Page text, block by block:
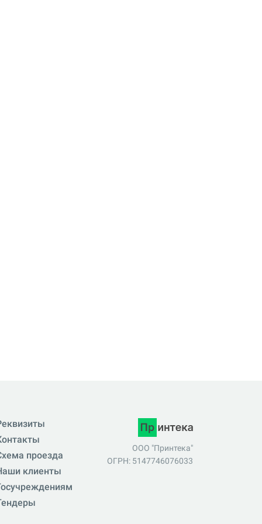
проезда
клиенты
ООО "Принтека"
ОГРН: 5147746076033